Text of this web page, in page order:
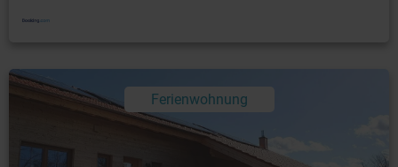
Ferienwohnung